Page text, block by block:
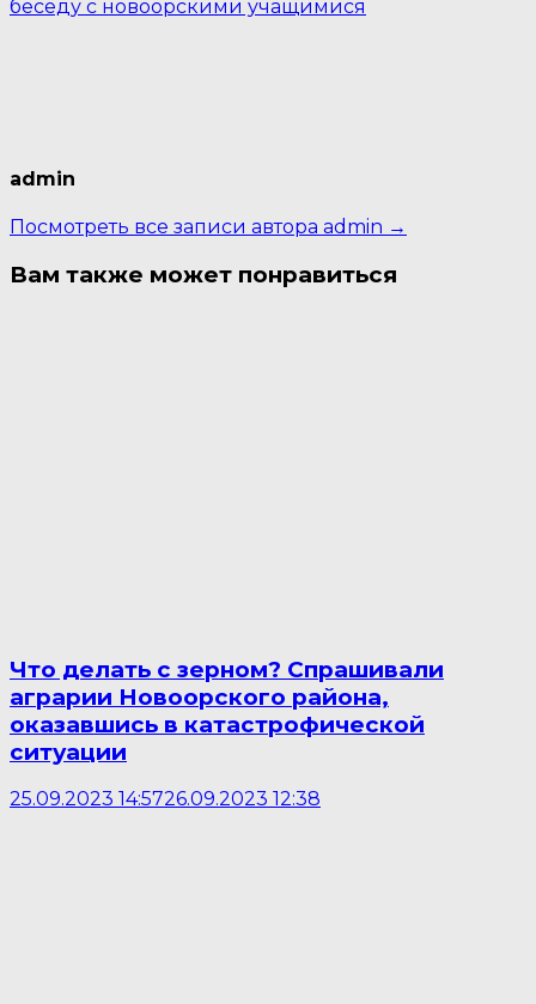
беседу с новоорскими учащимися
admin
Посмотреть все записи автора admin →
Вам также может понравиться
Что делать с зерном? Спрашивали
аграрии Новоорского района,
оказавшись в катастрофической
ситуации
25.09.2023 14:5726.09.2023 12:38